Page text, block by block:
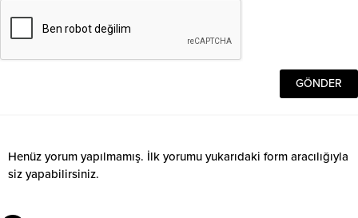
Henüz yorum yapılmamış. İlk yorumu yukarıdaki form aracılığıyla
siz yapabilirsiniz.